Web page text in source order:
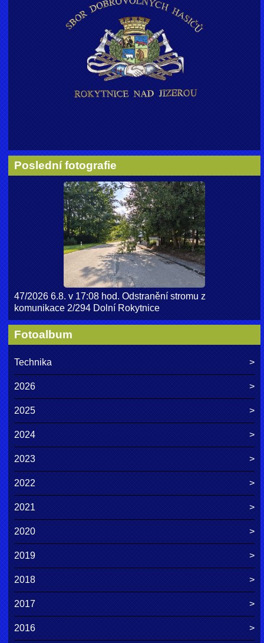
Poslední fotografie
47/2026 6.8. v 17:08 hod. Odstranění stromu z
komunikace 2/294 Dolní Rokytnice
Fotoalbum
Technika
2026
2025
2024
2023
2022
2021
2020
2019
2018
2017
2016